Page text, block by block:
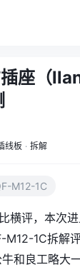
座（
线板 · 拆解
M12-1C
横评，本次
1C拆解
和良工略大